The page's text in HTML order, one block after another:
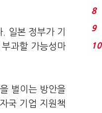
일본 정부가 기
과할 가능성마
벌이는 방안을
국 기업 지원책
8
9
10